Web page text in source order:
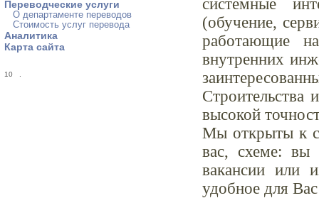
Переводческие услуги
О департаменте переводов
Стоимость услуг перевода
Аналитика
Карта сайта
10
системные
(обучение,
работающие
внутренних
Строительства
высокой
Мы открыты к
вас, схеме: вы
вакансии или
удобное для